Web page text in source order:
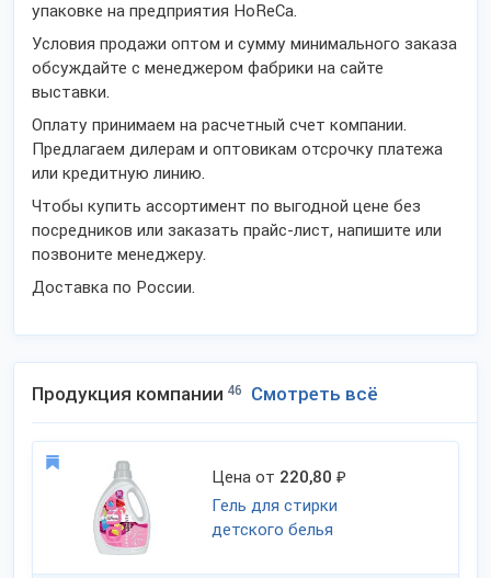
упаковке на предприятия HoReCa.
Условия продажи оптом и сумму минимального заказа
обсуждайте с менеджером фабрики на сайте
выставки.
Оплату принимаем на расчетный счет компании.
Предлагаем дилерам и оптовикам отсрочку платежа
или кредитную линию.
Чтобы купить ассортимент по выгодной цене без
посредников или заказать прайс-лист, напишите или
позвоните менеджеру.
Доставка по России.
Продукция компании 46 Смотреть всё
Цена от 220,80 ₽
Гель для стирки
детского белья